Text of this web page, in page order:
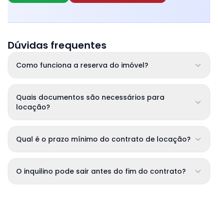
Dúvidas frequentes
Como funciona a reserva do imóvel?
Quais documentos são necessários para
locação?
Qual é o prazo mínimo do contrato de locação?
O inquilino pode sair antes do fim do contrato?